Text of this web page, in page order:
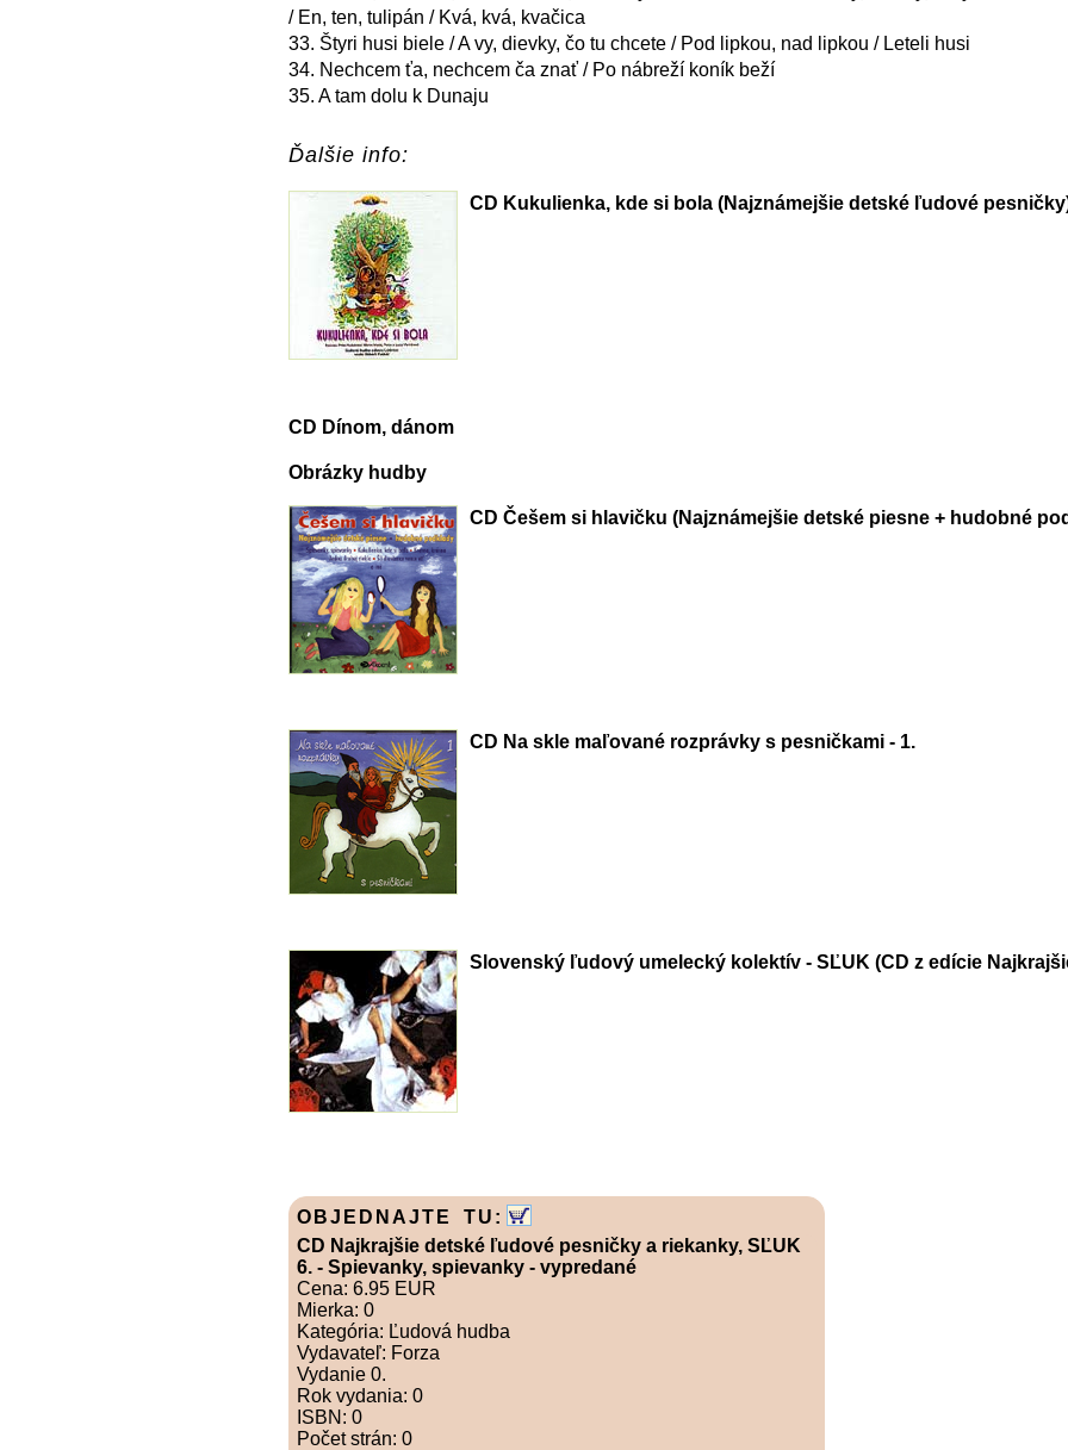
/ En, ten, tulipán / Kvá, kvá, kvačica
33. Štyri husi biele / A vy, dievky, čo tu chcete / Pod lipkou, nad lipkou / Leteli husi
34. Nechcem ťa, nechcem ča znať / Po nábreží koník beží
35. A tam dolu k Dunaju
Ďalšie info:
CD Kukulienka, kde si bola (Najznámejšie detské ľudové
CD Dínom, dánom
Obrázky hudby
CD Češem si hlavičku (Najznámejšie detské piesne + hudobné
CD Na skle maľované rozprávky s pesničkami - 1.
Slovenský ľudový umelecký kolektív - SĽUK (CD z edície
OBJEDNAJTE TU:
CD Najkrajšie detské ľudové pesničky a riekanky, SĽUK
6. - Spievanky, spievanky - vypredané
Cena: 6.95 EUR
Mierka: 0
Kategória: Ľudová hudba
Vydavateľ: Forza
Vydanie 0.
Rok vydania: 0
ISBN: 0
Počet strán: 0